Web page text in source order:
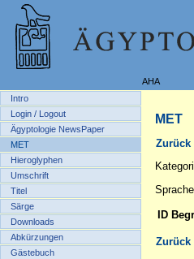
AHA
Intro
Login / Logout
Ägyptologie NewsPaper
MET
Hieroglyphen
Umschrift
Titel
Särge
Downloads
Abkürzungen
Gästebuch
MET
Zurück
ID
Zurück